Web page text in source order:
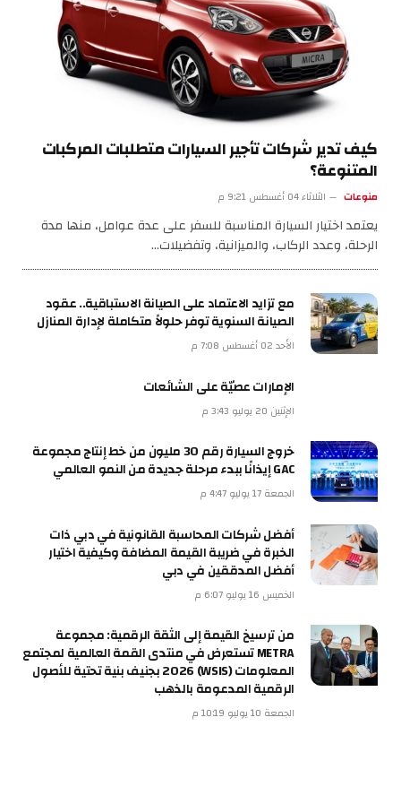
كيف تدير شركات تأجير السيارات متطلبات المركبات
المتنوعة؟
منوعات الثلاثاء 04 أغسطس 9:21 م
يعتمد اختيار السيارة المناسبة للسفر على عدة عوامل، منها مدة
الرحلة، وعدد الركاب، والميزانية، وتفضيلات…
مع تزايد الاعتماد على الصيانة الاستباقية.. عقود
الصيانة السنوية توفر حلولاً متكاملة لإدارة المنازل
الأحد 02 أغسطس 7:08 م
الإمارات عصيّة على الشائعات
الإثنين 20 يوليو 3:43 م
خروج السيارة رقم 30 مليون من خط إنتاج مجموعة
GAC إيذانًا ببدء مرحلة جديدة من النمو العالمي
الجمعة 17 يوليو 4:47 م
أفضل شركات المحاسبة القانونية في دبي ذات
الخبرة في ضريبة القيمة المضافة وكيفية اختيار
أفضل المدققين في دبي
الخميس 16 يوليو 6:07 م
من ترسيخ القيمة إلى الثقة الرقمية: مجموعة
METRA تستعرض في منتدى القمة العالمية لمجتمع
المعلومات (WSIS) 2026 بجنيف بنية تحتية للأصول
الرقمية المدعومة بالذهب
الجمعة 10 يوليو 10:19 م